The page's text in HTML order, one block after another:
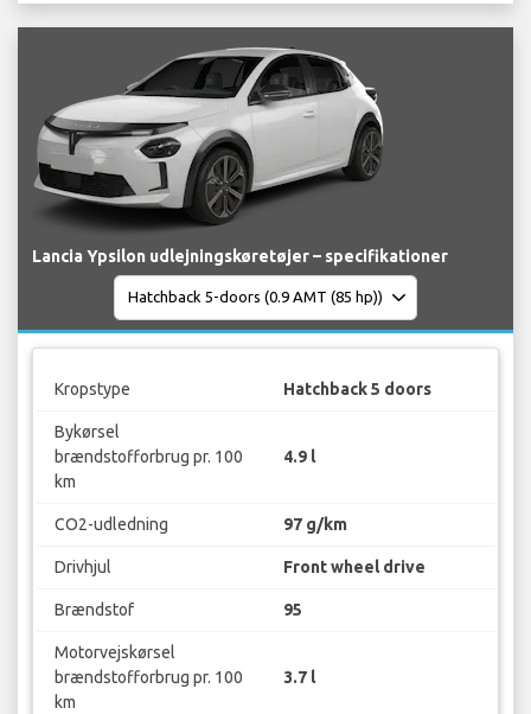
Lancia Ypsilon udlejningskøretøjer – specifikationer
Kropstype Hatchback 5 doors
Bykørsel
brændstofforbrug pr. 100
km
4.9 l
CO2-udledning 97 g/km
Drivhjul Front wheel drive
Brændstof 95
Motorvejskørsel
brændstofforbrug pr. 100
km
3.7 l